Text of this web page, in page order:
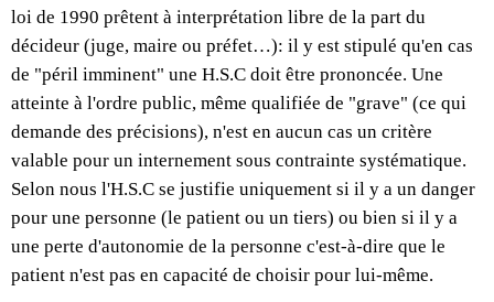
loi de 1990 prêtent à interprétation libre de la part du
décideur (juge, maire ou préfet…): il y est stipulé qu'en cas
de "péril imminent" une H.S.C doit être prononcée. Une
atteinte à l'ordre public, même qualifiée de "grave" (ce qui
demande des précisions), n'est en aucun cas un critère
valable pour un internement sous contrainte systématique.
Selon nous l'H.S.C se justifie uniquement si il y a un danger
pour une personne (le patient ou un tiers) ou bien si il y a
une perte d'autonomie de la personne c'est-à-dire que le
patient n'est pas en capacité de choisir pour lui-même.